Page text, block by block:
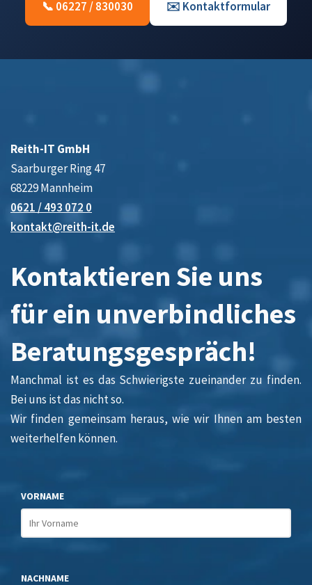
📞 06227 / 830030 ✉️ Kontaktformular
Reith-IT GmbH
Saarburger Ring 47
68229 Mannheim
0621 / 493 072 0
kontakt@reith-it.de
Kontaktieren Sie uns
für ein unverbindliches
Beratungsgespräch!
Manchmal ist es das Schwierigste zueinander zu finden.
Bei uns ist das nicht so.
Wir finden gemeinsam heraus, wie wir Ihnen am besten
weiterhelfen können.
VORNAME
NACHNAME